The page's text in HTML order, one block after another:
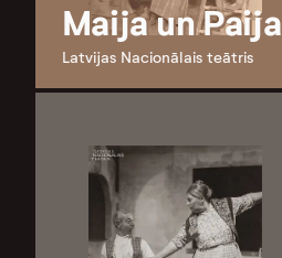
Maija un Paija
Latvijas Nacionālais teātris